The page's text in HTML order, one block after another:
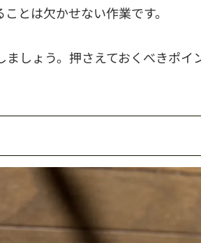
とは欠かせない作業です。
しょう。押さえておくべきポイ